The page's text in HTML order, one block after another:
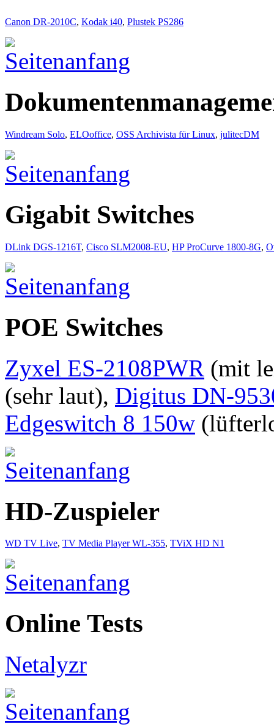
Canon DR-2010C, Kodak i40, Plustek PS286
Windream Solo, ELOoffice, OSS Archivista für Linux, julitecDM
Gigabit Switches
DLink DGS-1216T, Cisco SLM2008-EU, HP ProCurve 1800-8G,
POE Switches
Zyxel ES-2108PWR (mit
(sehr laut), Digitus DN-
Edgeswitch 8 150w
HD-Zuspieler
WD TV Live, TV Media Player WL-355, TViX HD N1
Online Tests
Netalyzr